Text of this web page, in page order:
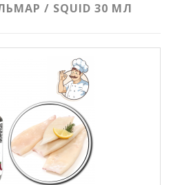
/ SQUID 30 МЛ